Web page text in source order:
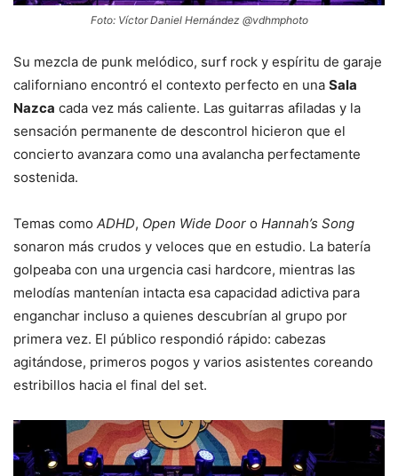
Foto: Víctor Daniel Hernández @vdhmphoto
Su mezcla de punk melódico, surf rock y espíritu de garaje
californiano encontró el contexto perfecto en una Sala
Nazca cada vez más caliente. Las guitarras afiladas y la
sensación permanente de descontrol hicieron que el
concierto avanzara como una avalancha perfectamente
sostenida.
Temas como ADHD, Open Wide Door o Hannah’s Song
sonaron más crudos y veloces que en estudio. La batería
golpeaba con una urgencia casi hardcore, mientras las
melodías mantenían intacta esa capacidad adictiva para
enganchar incluso a quienes descubrían al grupo por
primera vez. El público respondió rápido: cabezas
agitándose, primeros pogos y varios asistentes coreando
estribillos hacia el final del set.